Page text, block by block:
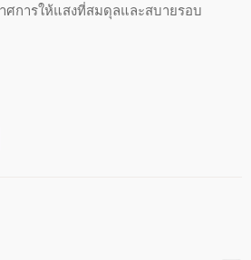
ศการให้แสงที่สมดุลและสบายรอบ